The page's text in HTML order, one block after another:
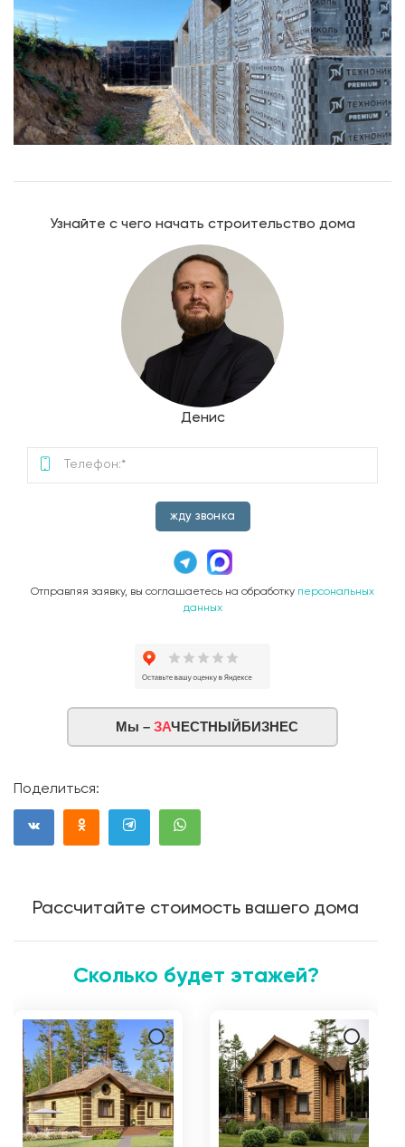
Узнайте с чего начать строительство дома
Денис
жду звонка
Отправляя заявку, вы соглашаетесь на обработку персональных
данных
Мы – ЗАЧЕСТНЫЙБИЗНЕС
Поделиться:
Рассчитайте стоимость вашего дома
Сколько будет этажей?